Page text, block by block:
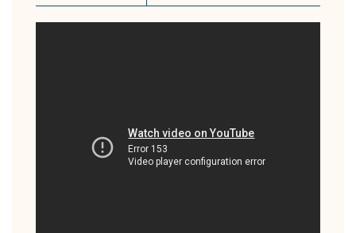
Annuler Créer une liste d'envies